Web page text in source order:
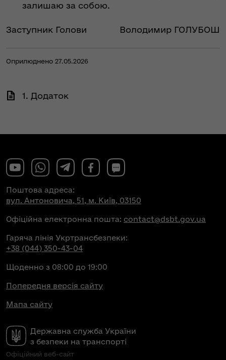
залишаю за собою.
Заступник Голови Володимир ГОЛУБОШ
Оприлюднено 27.05.2026
1. Додаток
Державна служба України
з безпеки на транспорті
Офіційний веб-сайт
Поштова адреса:
вул. Антоновича, 51, м. Київ, 03150
Офіційна електронна пошта: contact@dsbt.gov.ua
Гаряча лінія Укртрансбезпеки:
+38 (044) 350-43-04
Щоденно з 08:00 до 19:00
Попередня версія сайту
Мапа сайту